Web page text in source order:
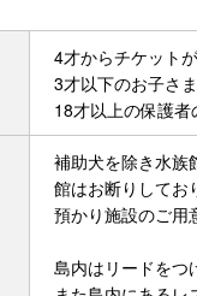
4才からチケットが
3才以下のお子さ
18才以上の保護
補助犬を除き水族
館はお断りしてお
預かり施設のご用
島内はリードをつ